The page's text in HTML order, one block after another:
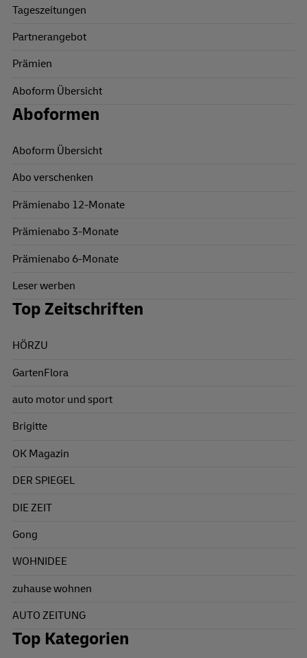
Tageszeitungen
Partnerangebot
Prämien
Aboform Übersicht
Aboformen
Aboform Übersicht
Abo verschenken
Prämienabo 12-Monate
Prämienabo 3-Monate
Prämienabo 6-Monate
Leser werben
Top Zeitschriften
HÖRZU
GartenFlora
auto motor und sport
Brigitte
OK Magazin
DER SPIEGEL
DIE ZEIT
Gong
WOHNIDEE
zuhause wohnen
AUTO ZEITUNG
Top Kategorien